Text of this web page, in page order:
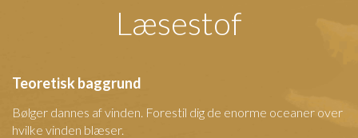
Læsestof
Teoretisk baggrund
Bølger dannes af vinden. Forestil dig de enorme oceaner over
hvilke vinden blæser.